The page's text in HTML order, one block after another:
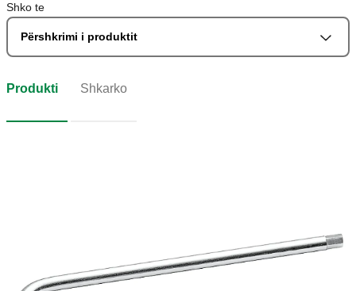
Shko te
Përshkrimi i produktit
Produkti Shkarko